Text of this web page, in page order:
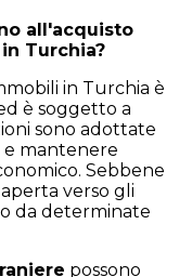
all'acquisto
Turchia?
in Turchia è
è soggetto a
sono adottate
e mantenere
Sebbene
verso gli
da determinate
possono